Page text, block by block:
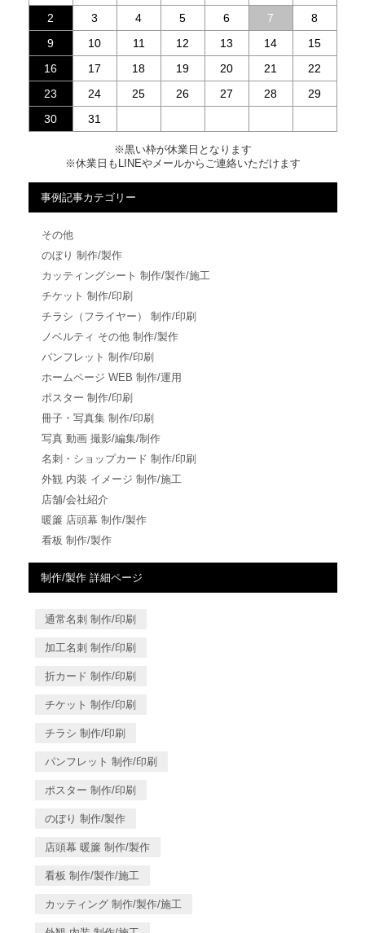
2
3 4 5 6 7
8
9
10 11 12 13 14
15
16
17 18 19 20 21
22
23
24 25 26 27 28
29
30
31
※黒い枠が休業日となります
※休業日もLINEやメールからご連絡いただけます
事例記事カテゴリー
その他
のぼり 制作/製作
カッティングシート 制作/製作/施工
チケット 制作/印刷
チラシ（フライヤー） 制作/印刷
ノベルティ その他 制作/製作
パンフレット 制作/印刷
ホームページ WEB 制作/運用
ポスター 制作/印刷
冊子・写真集 制作/印刷
写真 動画 撮影/編集/制作
名刺・ショップカード 制作/印刷
外観 内装 イメージ 制作/施工
店舗/会社紹介
暖簾 店頭幕 制作/製作
看板 制作/製作
制作/製作 詳細ページ
通常名刺 制作/印刷
加工名刺 制作/印刷
折カード 制作/印刷
チケット 制作/印刷
チラシ 制作/印刷
パンフレット 制作/印刷
ポスター 制作/印刷
のぼり 制作/製作
店頭幕 暖簾 制作/製作
看板 制作/製作/施工
カッティング 制作/製作/施工